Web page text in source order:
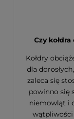
Czy
Kołdry
dla
zaleca się
powinno się
niemowląt i
wątpliwości